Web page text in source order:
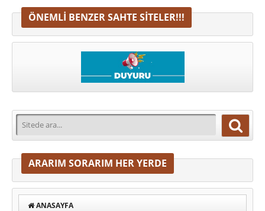
ÖNEMLI BENZER SAHTE SITELER!!!
ARARIM SORARIM HER YERDE
ANASAYFA